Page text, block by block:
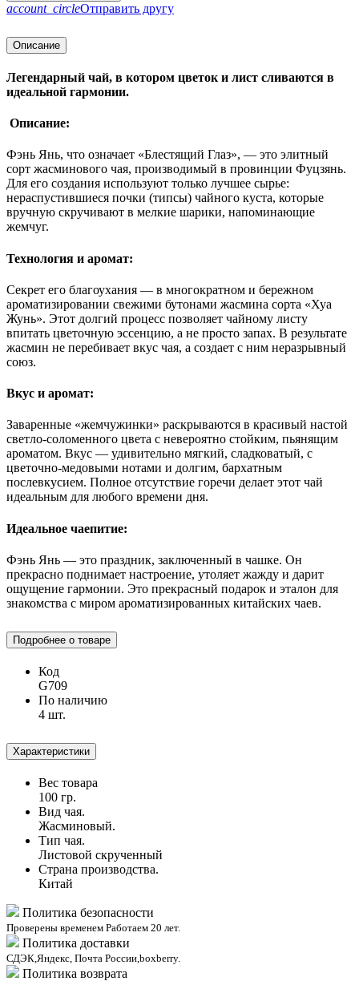
account_circleОтправить другу
Описание
Легендарный чай, в котором цветок и лист сливаются в
идеальной гармонии.
Описание:
Фэнь Янь, что означает «Блестящий Глаз», — это элитный
сорт жасминового чая, производимый в провинции Фуцзянь.
Для его создания используют только лучшее сырье:
нераспустившиеся почки (типсы) чайного куста, которые
вручную скручивают в мелкие шарики, напоминающие
жемчуг.
Технология и аромат:
Секрет его благоухания — в многократном и бережном
ароматизировании свежими бутонами жасмина сорта «Хуа
Жунь». Этот долгий процесс позволяет чайному листу
впитать цветочную эссенцию, а не просто запах. В результате
жасмин не перебивает вкус чая, а создает с ним неразрывный
союз.
Вкус и аромат:
Заваренные «жемчужинки» раскрываются в красивый настой
светло-соломенного цвета с невероятно стойким, пьянящим
ароматом. Вкус — удивительно мягкий, сладковатый, с
цветочно-медовыми нотами и долгим, бархатным
послевкусием. Полное отсутствие горечи делает этот чай
идеальным для любого времени дня.
Идеальное чаепитие:
Фэнь Янь — это праздник, заключенный в чашке. Он
прекрасно поднимает настроение, утоляет жажду и дарит
ощущение гармонии. Это прекрасный подарок и эталон для
знакомства с миром ароматизированных китайских чаев.
Подробнее о товаре
Код
G709
По наличию
4 шт.
Характеристики
Вес товара
100 гр.
Вид чая.
Жасминовый.
Тип чая.
Листовой скрученный
Страна производства.
Китай
Политика безопасности
Проверены временем Работаем 20 лет.
Политика доставки
СДЭК,Яндекс, Почта России,boxberry.
Политика возврата